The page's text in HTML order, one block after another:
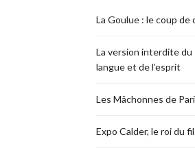
La Goulue : le coup
La version interdite du
langue et de l’esprit
Les Mâchonnes de
Expo Calder, le roi du